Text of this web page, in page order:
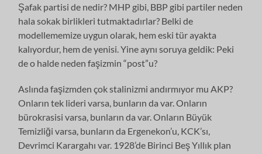
Şafak partisi de nedir? MHP gibi, BBP gibi partiler neden
hala sokak birlikleri tutmaktadırlar? Belki de
modellememize uygun olarak, hem eski tür ayakta
kalıyordur, hem de yenisi. Yine aynı soruya geldik: Peki
de o halde neden faşizmin “post”u?
Aslında faşizmden çok stalinizmi andırmıyor mu AKP?
Onların tek lideri varsa, bunların da var. Onların
bürokrasisi varsa, bunların da var. Onların Büyük
Temizliği varsa, bunların da Ergenekon’u, KCK’sı,
Devrimci Karargahı var. 1928’de Birinci Beş Yıllık plan